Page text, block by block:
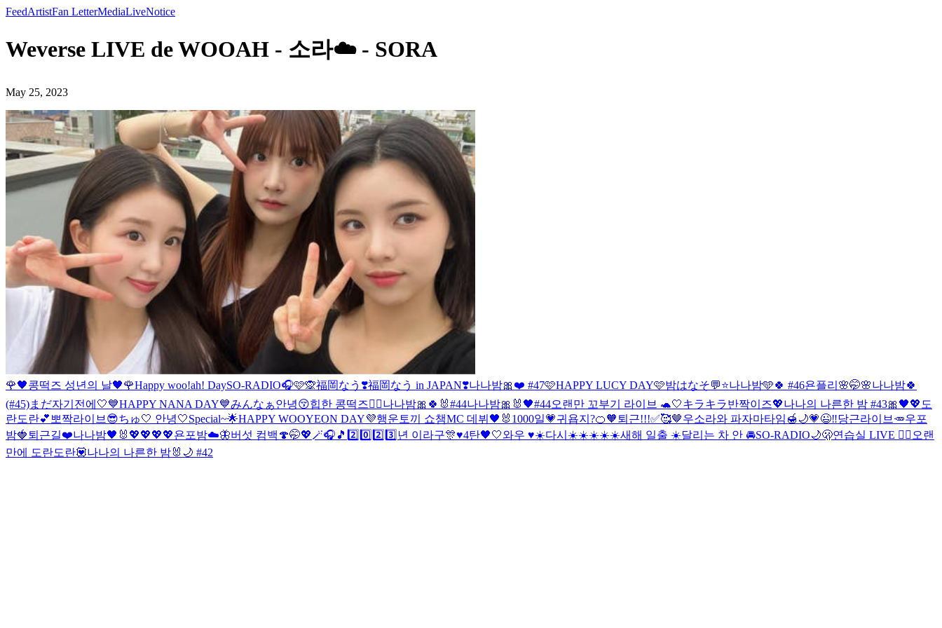
FeedArtistFan LetterMediaLiveNotice
Weverse LIVE de WOOAH - 소라☁️ - SORA
May 25, 2023
🌹🖤콩떡즈 성년의 날🖤🌹Happy woo!ah! DaySO-RADIO🎧🩷🙊福岡なう❣️福岡なう in JAPAN❣️나나밤🎀❤️ #47🩷HAPPY LUCY DAY🩷밤はなそ💬⭐️나나밤🩵🍀 #46욘플리🌸🤭🌸나나밤🍀
(#45)まだ자기전에🤍💙HAPPY NANA DAY💙みんなぁ안녕😚힙한 콩떡즈✌🏻나나밤🎀🍀🐰#44나나밤🎀🐰🖤#44오랜만 꼬부기 라이브 🐢🤍キラキラ반짝이즈💖나나의 나른한 밤 #43🎀🖤💖 도
란도란💕 뽀짝라이브😎ちゅ🤍 안녕🤍Special~🌟HAPPY WOOYEON DAY💜행운토끼 쇼챔MC 데뷔🖤🐰 1000일💗귀욥지?🍊🧡퇴근!!!✅🥰🤎우소라와 파자마타임🍯🌙💗😉‼️당근라이브🥕우포
밤🍓퇴근길❤️나나밤🖤🐰 💖💖💖💖욘포밤☁️🦋버섯 컴백🍄🤭💖🪄🎧🎵 2️⃣0️⃣2️⃣3️⃣년 이라구🎊♥️4탄🖤🤍와우 ♥️☀️다시☀️☀️☀️☀️☀️새해 일출 ☀️달리는 차 안 🚘SO-RADIO🌙🫢연습실 LIVE ❤️‍🔥 오랜
만에 도란도란💟나나의 나른한 밤🐰🌙 #42